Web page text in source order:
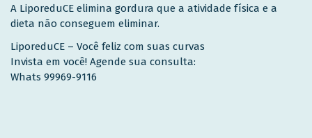
A LiporeduCE elimina gordura que a atividade física e a
dieta não conseguem eliminar.
LiporeduCE – Você feliz com suas curvas
Invista em você! Agende sua consulta:
Whats 99969-9116